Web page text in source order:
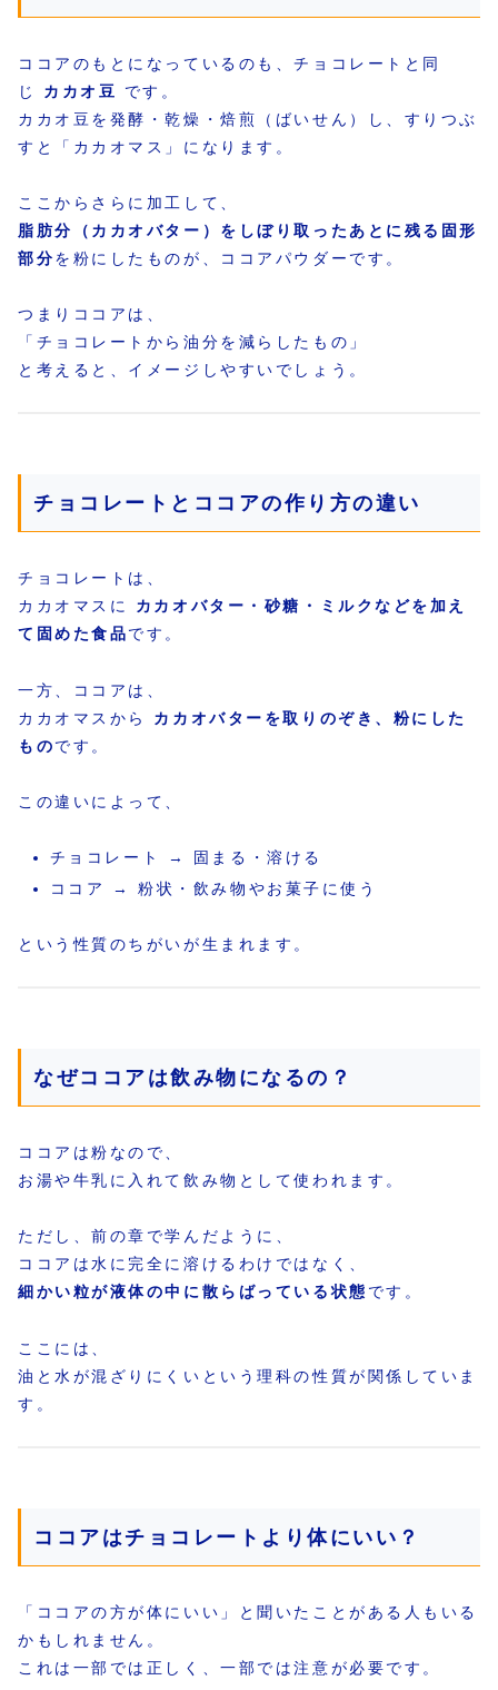
ココアのもとになっているのも、チョコレートと同
じ カカオ豆
です。
カカオ豆を発酵・乾燥・焙煎（ばいせん）し、すりつぶ
すと「カカオマス」になります。
ここからさらに加工して、
脂肪分（カカオバター）をしぼり取ったあとに残る固形
部分を粉にしたものが、ココアパウダーです。
つまりココアは、
「チョコレートから油分を減らしたもの」
と考えると、イメージしやすいでしょう。
チョコレートとココアの作り方の違い
チョコレートは、
カカオマスに カカオバター・砂糖・ミルクなどを加え
て固めた食品です。
一方、ココアは、
カカオマスから カカオバターを取りのぞき、粉にした
ものです。
この違いによって、
チョコレート → 固まる・溶ける
ココア → 粉状・飲み物やお菓子に使う
という性質のちがいが生まれます。
なぜココアは飲み物になるの？
ココアは粉なので、
お湯や牛乳に入れて飲み物として使われます。
ただし、前の章で学んだように、
ココアは水に完全に溶けるわけではなく、
細かい粒が液体の中に散らばっている状態 です。
ここには、
油と水が混ざりにくいという理科の性質が関係していま
す。
ココアはチョコレートより体にいい？
「ココアの方が体にいい」と聞いたことがある人もいる
かもしれません。
これは一部では正しく、一部では注意が必要です。